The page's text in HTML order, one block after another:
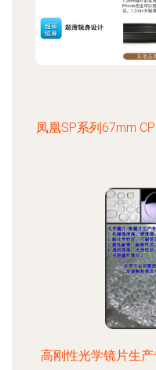
凤凰SP系列67mm
高刚性光学镜片生